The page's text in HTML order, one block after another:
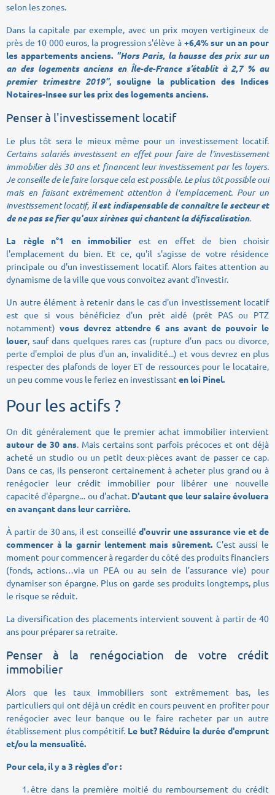
selon les zones.
Dans la capitale par exemple, avec un prix moyen vertigineux de
près de 10 000 euros, la progression s'élève à +6,4% sur un an pour
les appartements anciens. "Hors Paris, la hausse des prix sur un
an des logements anciens en Île-de-France s’établit à 2,7 % au
premier trimestre 2019", souligne la publication des Indices
Notaires-Insee sur les prix des logements anciens.
Penser à l'investissement locatif
Le plus tôt sera le mieux même pour un investissement locatif.
Certains salariés investissent en effet pour faire de l'investissement
immobilier dès 30 ans et financent leur investissement par les loyers.
Je conseille de le faire lorsque cela est possible. Le plus tôt possible oui
mais en faisant extrêmement attention à l'emplacement. Pour un
investissement locatif, il est indispensable de connaître le secteur et
de ne pas se fier qu'aux sirènes qui chantent la défiscalisation.
La règle n°1 en immobilier est en effet de bien choisir
l'emplacement du bien. Et ce, qu'il s'agisse de votre résidence
principale ou d'un investissement locatif. Alors faites attention au
dynamisme de la ville que vous convoitez avant d'investir.
Un autre élément à retenir dans le cas d'un investissement locatif
est que si vous bénéficiez d'un prêt aidé (prêt PAS ou PTZ
notamment)vous devrez attendre 6 ans avant de pouvoir le
louer, sauf dans quelques rares cas (rupture d'un pacs ou divorce,
perte d'emploi de plus d'un an, invalidité...) et vous devrez en plus
respecter des plafonds de loyer ET de ressources pour le locataire,
un peu comme vous le feriez en investissant en loi Pinel.
Pour les actifs ?
On dit généralement que le premier achat immobilier intervient
autour de 30 ans. Mais certains sont parfois précoces et ont déjà
acheté un studio ou un petit deux-pièces avant de passer ce cap.
Dans ce cas, ils penseront certainement à acheter plus grand ou à
renégocier leur crédit immobilier pour libérer une nouvelle
capacité d'épargne... ou d'achat. D'autant que leur salaire évoluera
en avançant dans leur carrière.
À partir de 30 ans, il est conseillé d'ouvrir une assurance vie et de
commencer à la garnir lentement mais sûrement. C'est aussi le
moment pour commencer à regarder du côté des produits financiers
(fonds, actions…via un PEA ou au sein de l’assurance vie) pour
dynamiser son épargne. Plus on garde ses produits longtemps, plus
le risque se réduit.
La diversification des placements intervient souvent à partir de 40
ans pour préparer sa retraite.
Penser à la renégociation de votre crédit
immobilier
Alors que les taux immobiliers sont extrêmement bas, les
particuliers qui ont déjà un crédit en cours peuvent en profiter pour
renégocier avec leur banque ou le faire racheter par un autre
établissement plus compétitif. Le but? Réduire la durée d'emprunt
et/ou la mensualité.
Pour cela, il y a 3 règles d'or :
être dans la première moitié du remboursement du crédit